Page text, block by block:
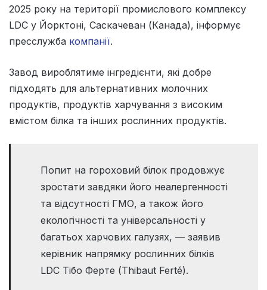
2025 року на території промислового комплексу
LDC у Йорктоні, Саскачеван (Канада), інформує
пресслужба компанії.
Завод вироблятиме інгредієнти, які добре
підходять для альтернативних молочних
продуктів, продуктів харчування з високим
вмістом білка та інших рослинних продуктів.
Попит на гороховий білок продовжує
зростати завдяки його неалергенності
та відсутності ГМО, а також його
екологічності та універсальності у
багатьох харчових галузях, — заявив
керівник напрямку рослинних білків
LDC Тібо Ферте (Thibaut Ferté).